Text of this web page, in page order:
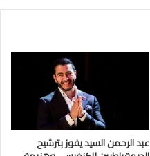
عبد الرحمن السيد يفوز بترشيح